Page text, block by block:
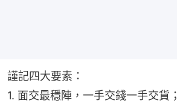
謹記四大要素：
1. 面交最穩陣，一手交錢一手交貨；